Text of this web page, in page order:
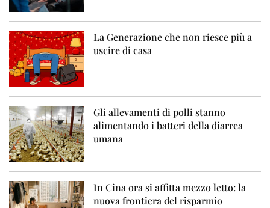
La Generazione che non riesce più a
uscire di casa
Gli allevamenti di polli stanno
alimentando i batteri della diarrea
umana
In Cina ora si affitta mezzo letto: la
nuova frontiera del risparmio